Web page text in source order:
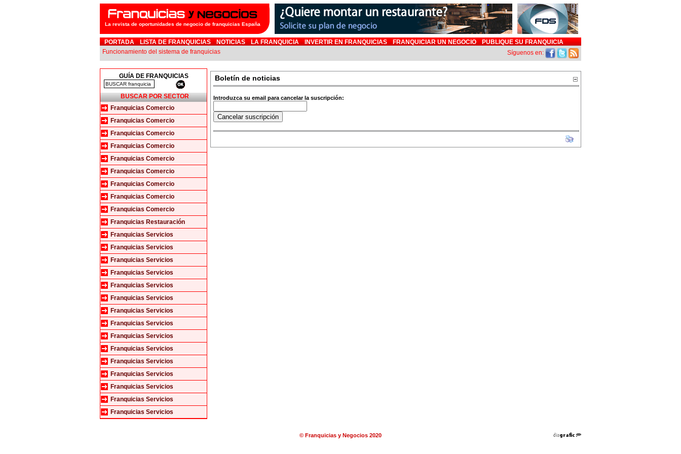
La revista de oportunidades de negocio de franquicias España
PORTADA LISTA DE FRANQUICIAS NOTICIAS LA FRANQUICIA INVERTIR EN FRANQUICIAS FRANQUICIAR UN NEGOCIO
PUBLIQUE SU FRANQUICIA
Funcionamiento del sistema de franquicias
Síguenos en:
GUÍA DE FRANQUICIAS
BUSCAR POR SECTOR
Franquicias Comercio
Franquicias Comercio
Franquicias Comercio
Franquicias Comercio
Franquicias Comercio
Franquicias Comercio
Franquicias Comercio
Franquicias Comercio
Franquicias Comercio
Franquicias Restauración
Franquicias Servicios
Franquicias Servicios
Franquicias Servicios
Franquicias Servicios
Franquicias Servicios
Franquicias Servicios
Franquicias Servicios
Franquicias Servicios
Franquicias Servicios
Franquicias Servicios
Franquicias Servicios
Franquicias Servicios
Franquicias Servicios
Franquicias Servicios
Franquicias Servicios
Boletín de noticias
Introduzca su email para cancelar la suscripción:
© Franquicias y Negocios 2020